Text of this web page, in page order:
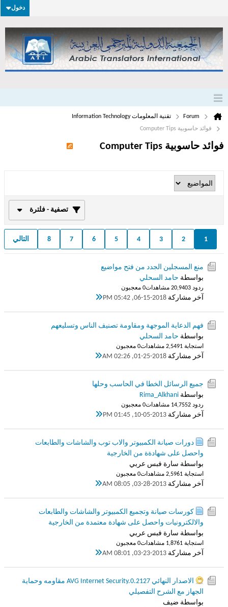
دخول
Forum
تقنية المعلومات Information Technology
فوائد حاسوبية Computer Tips
فوائد حاسوبية Computer Tips
تصفية - فلترة
1
2
3
4
5
6
7
8 التالي
منع المسجلين الجدد من فتح مواضيع
بواسطة حامد السحلي
ردود 3 20,940 مشاهدات 0 معجبون
آخر مشاركة 06-15-2018, 05:42 PM
فهم الدعاية الموجهة ومقاومة تصنيف الناس وتسليعهم
بواسطة حامد السحلي
استجابة 1 2,549 مشاهدات 0 معجبون
آخر مشاركة 01-25-2018, 02:26 AM
جميع الرسائل الخطا في الحاسب وحلها
بواسطة Rima_Alkhani
ردود 2 14,755 مشاهدات 0 معجبون
آخر مشاركة 10-05-2013, 01:45 PM
دورات صيانة الكمبيوتر والاب توب والشاشات والطابعات
واحصل على شهادةة من الخارجية
بواسطة سارة فبس عربي
استجابة 1 2,596 مشاهدات 0 معجبون
آخر مشاركة 03-28-2013, 08:05 AM
كورسات صيانة وتجميع الكمبيوتر والشاشات والطابعات
والالكترونيات واحصل على شهادة معتمدة من الخارجية
بواسطة سارة فبس عربي
استجابة 1 1,876 مشاهدات 0 معجبون
آخر مشاركة 03-23-2013, 08:01 AM
الاصدار النهائي AVG Internet Security.0.2127 مقاومه وحماية
الجهاز مع الشرح التفصيلي
بواسطة ضيف